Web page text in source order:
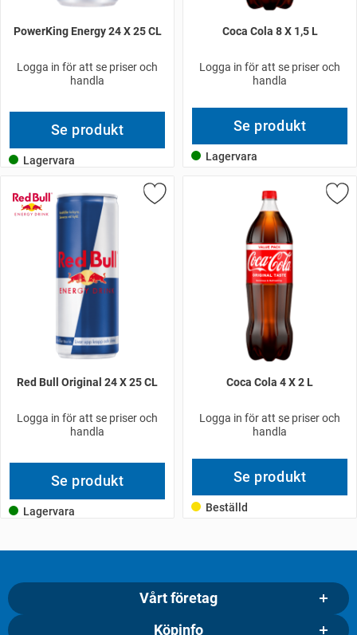
PowerKing Energy 24 X 25 CL
Logga in för att se priser och
handla
Se produkt
Lagervara
Coca Cola 8 X 1,5 L
Logga in för att se priser och
handla
Se produkt
Lagervara
Red Bull Original 24 X 25 CL
Logga in för att se priser och
handla
Se produkt
Lagervara
Coca Cola 4 X 2 L
Logga in för att se priser och
handla
Se produkt
Beställd
Vårt företag
Köpinfo